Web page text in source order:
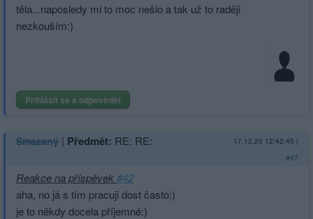
těla...naposledy mi to moc nešlo a tak už to raději
nezkouším:)
Přihlásit se a odpovědět
Smazaný | Předmět: RE: RE: 17.12.20 12:42:45 |
#47
Reakce na příspěvek#42
aha, no já s tím pracuji dost často:)
je to někdy docela příjemné:)